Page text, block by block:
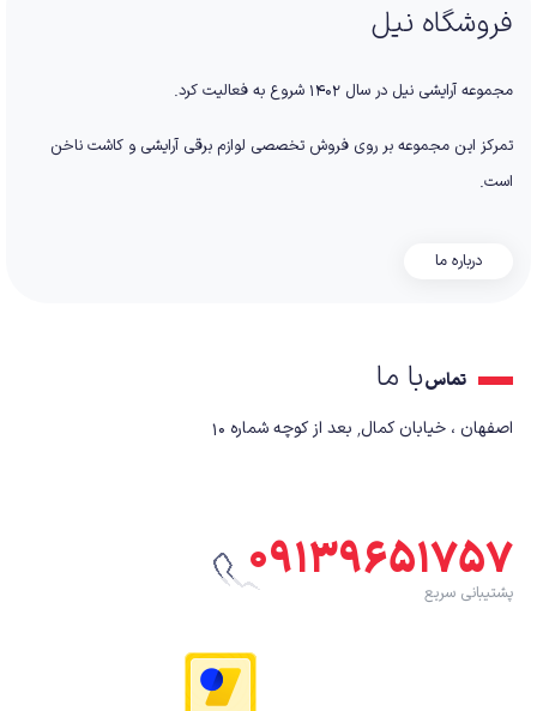
فروشگاه نیل
مجموعه آرایشی نیل در سال ۱۴۰۲ شروع به فعالیت کرد.
تمرکز این مجموعه بر روی فروش تخصصی لوازم برقی آرایشی و کاشت ناخن
است.
درباره ما
تماسبا ما
اصفهان ، خیابان کمال٬ بعد از کوچه شماره ۱۰
۰۹۱۳۹۶۵۱۷۵۷
پشتیبانی سریع